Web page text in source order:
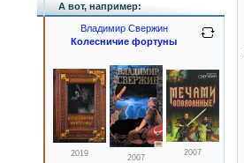
А вот, например:
Владимир Свержин
Колесничие фортуны
2019 2007
2007